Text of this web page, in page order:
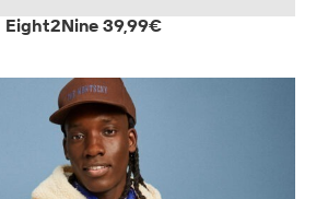
Eight2Nine 39,99€